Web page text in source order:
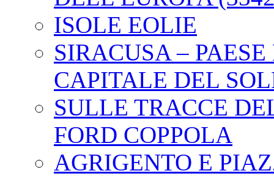
ISOLE EOLIE
SIRACUSA –
CAPITALE DEL
SULLE TRACCE
FORD COPPOLA
АGRIGENTO E